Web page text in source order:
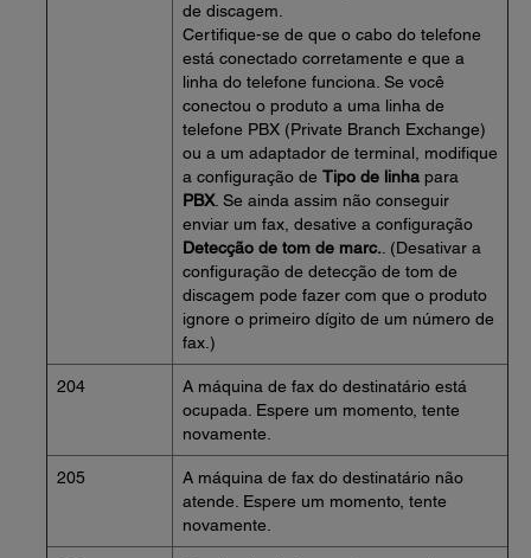
de discagem.
Certifique-se de que o cabo do telefone
está conectado corretamente e que a
linha do telefone funciona. Se você
conectou o produto a uma linha de
telefone PBX (Private Branch Exchange)
ou a um adaptador de terminal, modifique
a configuração de Tipo de linha para
PBX. Se ainda assim não conseguir
enviar um fax, desative a configuração
Detecção de tom de marc. . (Desativar a
configuração de detecção de tom de
discagem pode fazer com que o produto
ignore o primeiro dígito de um número de
fax.)
204
A máquina de fax do destinatário está
ocupada. Espere um momento, tente
novamente.
205
A máquina de fax do destinatário não
atende. Espere um momento, tente
novamente.